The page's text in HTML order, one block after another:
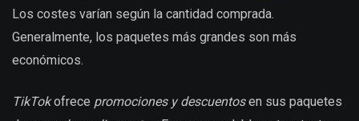
Los costes varían según la cantidad comprada.
Generalmente, los paquetes más grandes son más
económicos.
TikTokofrece promociones y descuentosen sus paquetes